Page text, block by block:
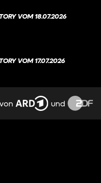
VOM 18.07.2026
VOM 17.07.2026
VOM 16.07.2026
und